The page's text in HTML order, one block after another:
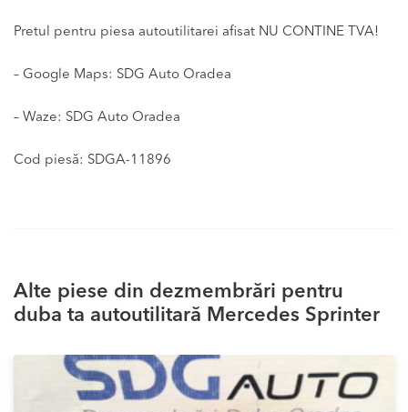
Pretul pentru piesa autoutilitarei afisat NU CONTINE TVA!
– Google Maps: SDG Auto Oradea
– Waze: SDG Auto Oradea
Cod piesă: SDGA-11896
Alte piese din dezmembrări pentru
duba ta autoutilitară Mercedes Sprinter